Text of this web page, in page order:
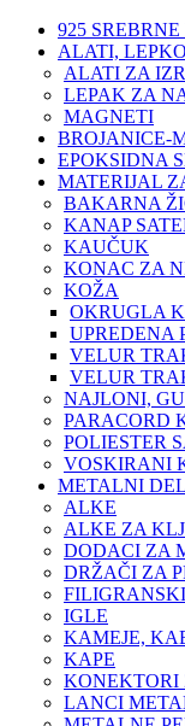
925
ALATI,
ALATI ZA
LEPAK ZA
MAGNETI
BROJANICE-
EPOKSIDNA
MATERIJAL
BAKARNA
KANAP
KAUČUK
KONAC ZA
KOŽA
OKRUGLA
UPREDENA
VELUR
VELUR
NAJLONI,
PARACORD
POLIESTER
VOSKIRANI
METALNI
ALKE
ALKE ZA
DODACI ZA
DRŽAČI ZA
IGLE
KAMEJE,
KAPE
KONEKTORI
LANCI